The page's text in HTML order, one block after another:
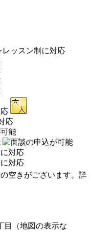
空きがございます。詳
目（地図の表示な